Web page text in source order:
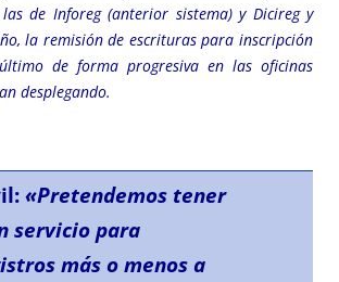
de Inforeg (anterior sistema) y Dicireg y
la remisión de escrituras para inscripción
de forma progresiva en las oficinas
desplegando.
«Pretendemos tener
servicio para
más o menos a